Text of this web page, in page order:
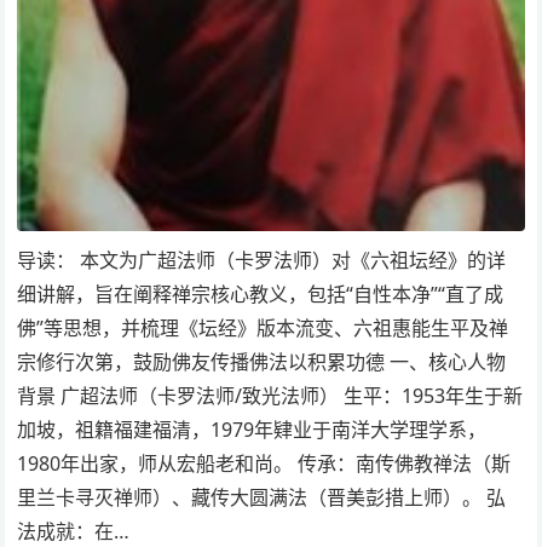
导读： 本文为广超法师（卡罗法师）对《六祖坛经》的详
细讲解，旨在阐释禅宗核心教义，包括“自性本净”“直了成
佛”等思想，并梳理《坛经》版本流变、六祖惠能生平及禅
宗修行次第，鼓励佛友传播佛法以积累功德 一、核心人物
背景 广超法师（卡罗法师/致光法师） 生平：1953年生于新
加坡，祖籍福建福清，1979年肄业于南洋大学理学系，
1980年出家，师从宏船老和尚。 传承：南传佛教禅法（斯
里兰卡寻灭禅师）、藏传大圆满法（晋美彭措上师）。 弘
法成就：在…